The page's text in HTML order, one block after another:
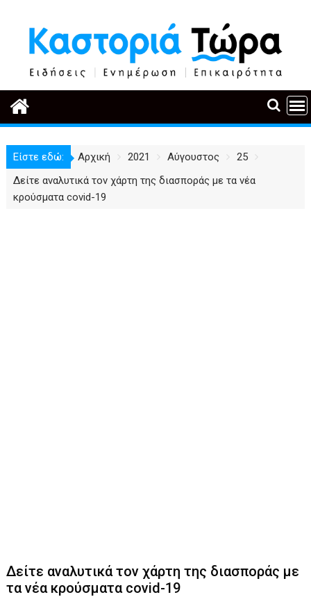
περιεχόμενο
Είστε εδώ: Αρχική 2021 Αύγουστος
25
Δείτε αναλυτικά τον χάρτη της διασποράς με τα νέα
κρούσματα covid-19
Δείτε αναλυτικά τον χάρτη της διασποράς με
τα νέα κρούσματα covid-19